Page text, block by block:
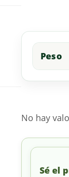
Peso
No hay
Sé el